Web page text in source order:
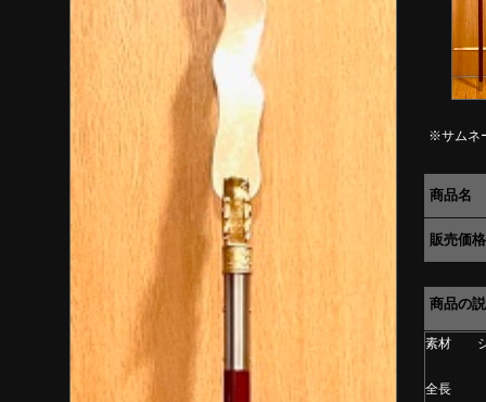
※サムネ
商品名
販売価格
商品の
素材 ジ
全長